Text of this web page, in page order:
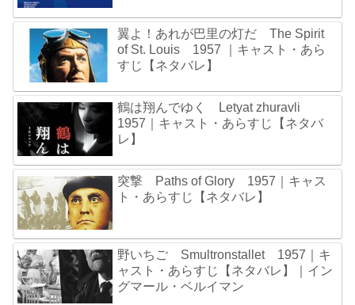
翼よ！あれが巴里の灯だ The Spirit
of St. Louis 1957 ｜キャスト・あら
すじ【ネタバレ】
鶴は翔んでゆく Letyat zhuravli
1957｜キャスト・あらすじ【ネタバ
レ】
突撃 Paths of Glory 1957｜キャス
ト・あらすじ【ネタバレ】
野いちご Smultronstallet 1957｜キ
ャスト・あらすじ【ネタバレ】｜イン
グマール・ベルイマン